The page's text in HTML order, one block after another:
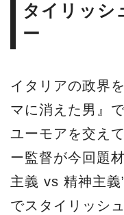
タイリッシ
ー
イタリアの政界
マに消えた男』
ユーモアを交え
ー監督が今回題
主義 vs 精神主義
でスタイリッシ